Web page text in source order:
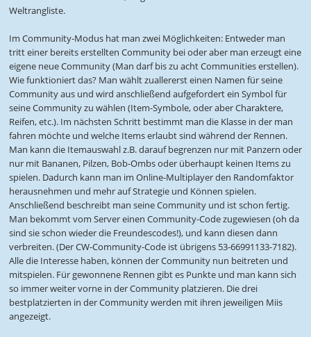
Weltrangliste.
Im Community-Modus hat man zwei Möglichkeiten: Entweder man
tritt einer bereits erstellten Community bei oder aber man erzeugt eine
eigene neue Community (Man darf bis zu acht Communities erstellen).
Wie funktioniert das? Man wählt zuallererst einen Namen für seine
Community aus und wird anschließend aufgefordert ein Symbol für
seine Community zu wählen (Item-Symbole, oder aber Charaktere,
Reifen, etc.). Im nächsten Schritt bestimmt man die Klasse in der man
fahren möchte und welche Items erlaubt sind während der Rennen.
Man kann die Itemauswahl z.B. darauf begrenzen nur mit Panzern oder
nur mit Bananen, Pilzen, Bob-Ombs oder überhaupt keinen Items zu
spielen. Dadurch kann man im Online-Multiplayer den Randomfaktor
herausnehmen und mehr auf Strategie und Können spielen.
Anschließend beschreibt man seine Community und ist schon fertig.
Man bekommt vom Server einen Community-Code zugewiesen (oh da
sind sie schon wieder die Freundescodes!), und kann diesen dann
verbreiten. (Der CW-Community-Code ist übrigens 53-66991133-7182).
Alle die Interesse haben, können der Community nun beitreten und
mitspielen. Für gewonnene Rennen gibt es Punkte und man kann sich
so immer weiter vorne in der Community platzieren. Die drei
bestplatzierten in der Community werden mit ihren jeweiligen Miis
angezeigt.